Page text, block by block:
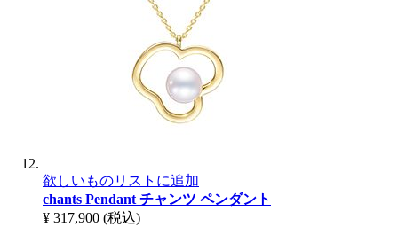
欲しいものリストに追加
chants Pendant チャンツ ペンダント
¥ 317,900 (税込)